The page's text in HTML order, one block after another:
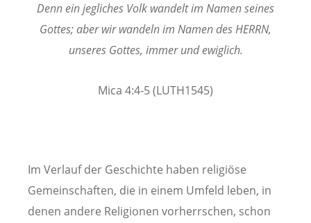
Denn ein jegliches Volk wandelt im Namen seines
Gottes; aber wir wandeln im Namen des HERRN,
unseres Gottes, immer und ewiglich.
Mica 4:4-5 (LUTH1545)
Im Verlauf der Geschichte haben religiöse
Gemeinschaften, die in einem Umfeld leben, in
denen andere Religionen vorherrschen, schon